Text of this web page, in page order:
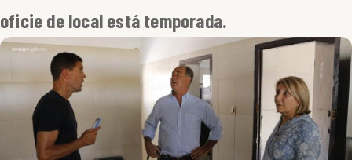
oficie de local está temporada.